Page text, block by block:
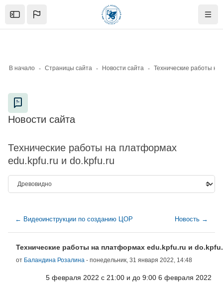
Перейти к основному содержанию
Open the sidebar
В начало Страницы сайта Новости сайта
Блоки
Новости сайта
Блоки
Технические работы на платформах
edu.kpfu.ru и do.kpfu.ru
← Видеоинструкции по созданию ЦОР Новость →
Технические работы на платформах edu.kpfu.ru и
от Баландина Розалина - понедельник, 31 января 2022, 14:48
Количество ответов: 0
5 февраля 2022 с 21:00 и до 9:00 6 февраля 2022